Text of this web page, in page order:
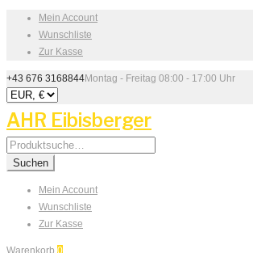
Mein Account
Wunschliste
Zur Kasse
+43 676 3168844Montag - Freitag 08:00 - 17:00 Uhr
AHR Eibisberger
Search
for:
Suchen
Mein Account
Wunschliste
Zur Kasse
Warenkorb 0